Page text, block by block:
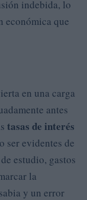
indebida, lo
económica que
en una carga
antes
tasas de interés
ser evidentes de
estudio, gastos
la
y un error